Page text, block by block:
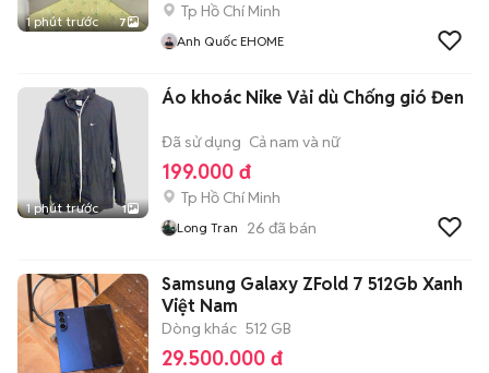
1 phút trước 7
Tp Hồ Chí Minh
Anh Quốc EHOME
1 phút trước 1
Áo khoác Nike Vải dù Chống gió Đen
Đã sử dụng Cả nam và nữ
199.000 đ
Tp Hồ Chí Minh
Long Tran 26 đã bán
Samsung Galaxy ZFold 7 512Gb Xanh
Việt Nam
Dòng khác 512 GB
29.500.000 đ